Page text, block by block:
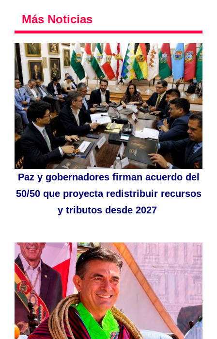
Más Noticias
Paz y gobernadores firman acuerdo del
50/50 que proyecta redistribuir recursos
y tributos desde 2027